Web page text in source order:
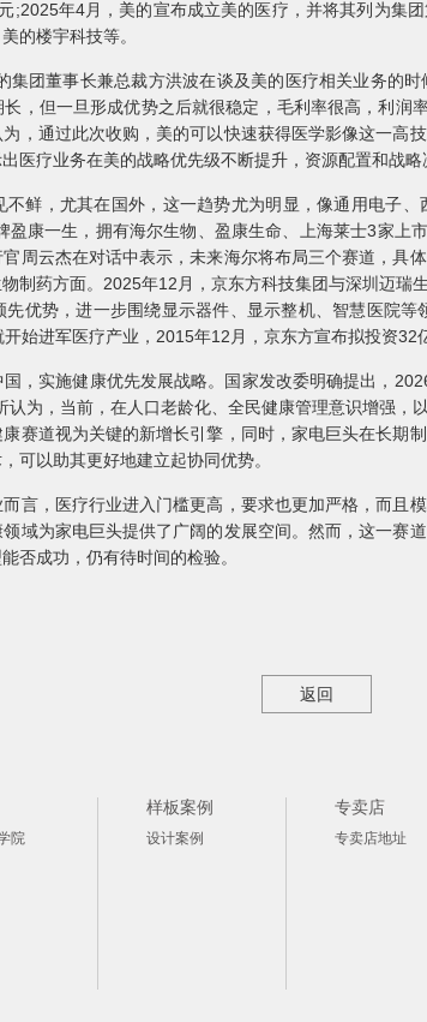
;2025年4月，美的宣布成立美的医疗，并将其列为集
的楼宇科技等。
集团董事长兼总裁方洪波在谈及美的医疗相关业务的
，但一旦形成优势之后就很稳定，毛利率很高，利
，通过此次收购，美的可以快速获得医学影像这一高
医疗业务在美的战略优先级不断提升，资源配置和战略
鲜，尤其在国外，这一趋势尤为明显，像通用电子
盈康一生，拥有海尔生物、盈康生命、上海莱士3家上
周云杰在对话中表示，未来海尔将布局三个赛道，具
制药方面。2025年12月，京东方科技集团与深圳迈
优势，进一步围绕显示器件、显示整机、智慧医院
始进军医疗产业，2015年12月，京东方宣布拟投资32
，实施健康优先发展战略。国家发改委明确提出，
认为，当前，在人口老龄化、全民健康管理意识增强
赛道视为关键的新增长引擎，同时，家电巨头在长期
可以助其更好地建立起协同优势。
言，医疗行业进入门槛更高，要求也更加严格，而且
域为家电巨头提供了广阔的发展空间。然而，这一赛
否成功，仍有待时间的检验。
返回
院
样板案例
设计案例
专卖店
专卖店地址